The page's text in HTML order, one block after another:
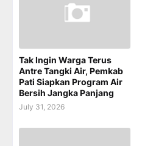
Tak Ingin Warga Terus
Antre Tangki Air, Pemkab
Pati Siapkan Program Air
Bersih Jangka Panjang
July 31, 2026